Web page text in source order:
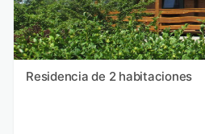
Residencia de 2 habitaciones